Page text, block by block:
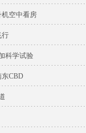
机空中看房
行
科学试验
东CBD